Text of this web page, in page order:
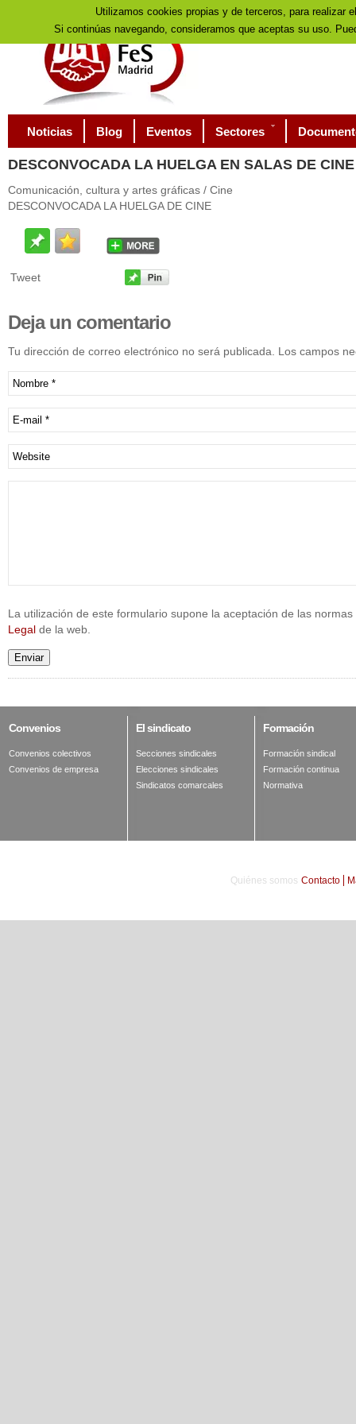
Noticias Blog Eventos Sectores
DESCONVOCADALA HUELGA EN SALAS DE
Comunicación, cultura y artes gráficas / Cine
DESCONVOCADA LA HUELGA DE CINE
Tweet
Dejaun comentario
Tu dirección de correo electrónico no será publicada. Los campos
La utilización de este formulario supone la aceptación de las
Legal de la web.
Enviar
Convenios
Convenios colectivos
Convenios de empresa
Elsindicato
Secciones sindicales
Elecciones sindicales
Sindicatos comarcales
Formación
Formación sindical
Formación continua
Normativa
Quiénes somos Contacto
Utilizamos cookies propias y de terceros, para realizar
Si continúas navegando, consideramos que aceptas su uso.